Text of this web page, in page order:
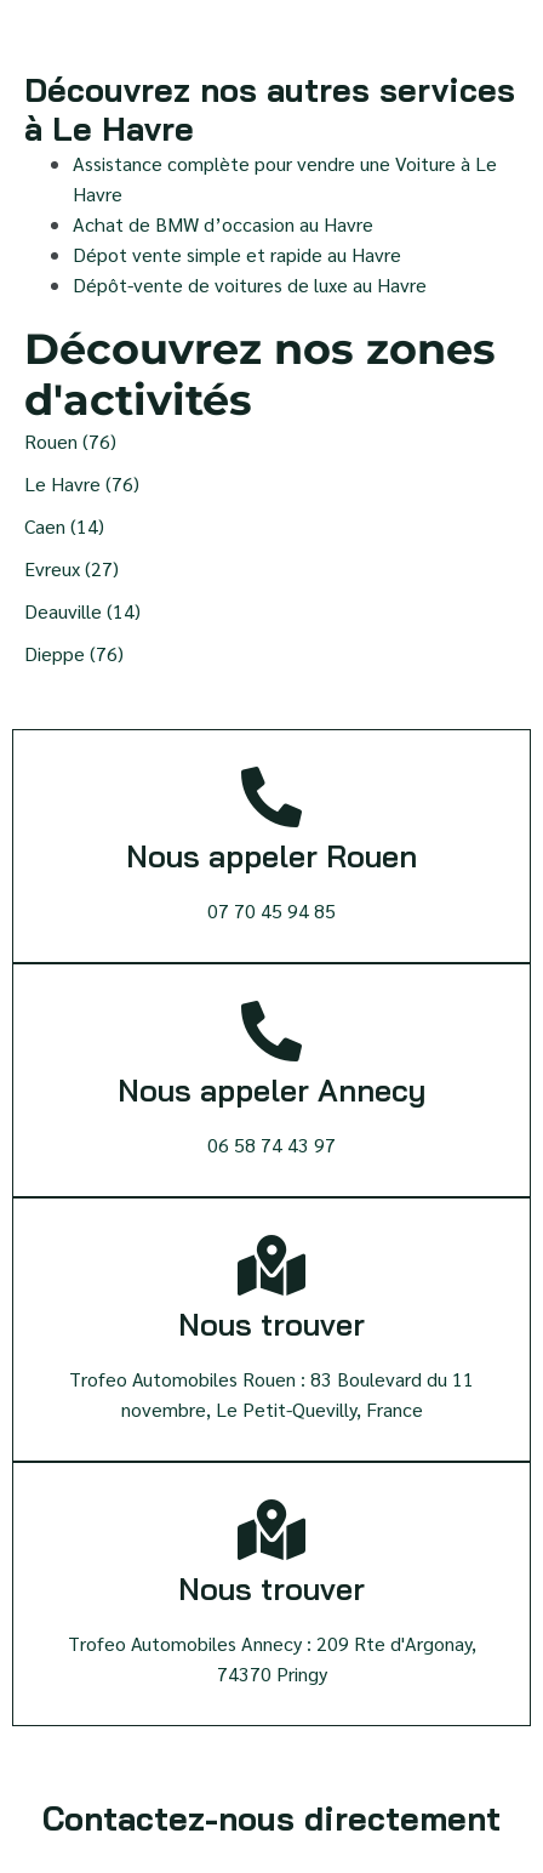
Découvrez nos autres services
à Le Havre
Assistance complète pour vendre une Voiture à Le
Havre
Achat de BMW d’occasion au Havre
Dépot vente simple et rapide au Havre
Dépôt-vente de voitures de luxe au Havre
Découvrez nos zones
d'activités
Rouen (76)
Le Havre (76)
Caen (14)
Evreux (27)
Deauville (14)
Dieppe (76)
Nous appeler Rouen
07 70 45 94 85
Nous appeler Annecy
06 58 74 43 97
Nous trouver
Trofeo Automobiles Rouen : 83 Boulevard du 11
novembre, Le Petit-Quevilly, France
Nous trouver
Trofeo Automobiles Annecy : 209 Rte d'Argonay,
74370 Pringy
Contactez-nous directement